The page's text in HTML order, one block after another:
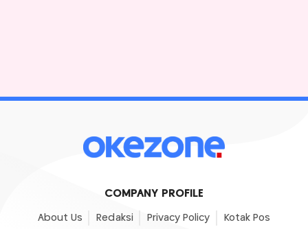
COMPANY PROFILE
About Us Redaksi Privacy Policy Kotak Pos